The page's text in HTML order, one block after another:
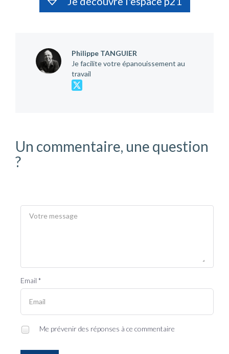
Philippe TANGUIER
Je facilite votre épanouissement au
travail
Un commentaire, une question
?
Email *
Me prévenir des réponses à ce commentaire